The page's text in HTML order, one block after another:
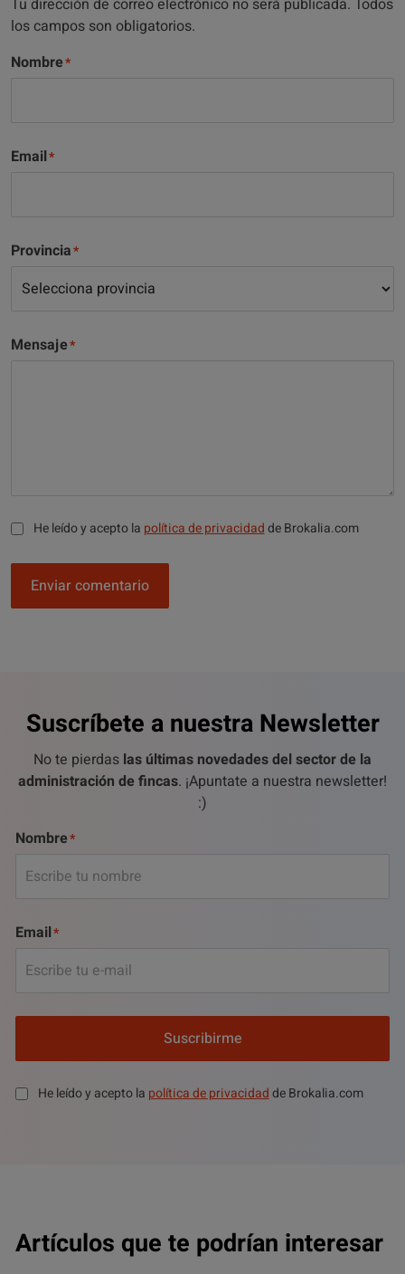
Tu dirección de correo electrónico no será publicada. Todos
los campos son obligatorios.
Nombre
Email
Provincia
Mensaje
He leído y acepto la política de privacidadde Brokalia.com
Enviar comentario
Suscríbete a nuestra Newsletter
No te pierdas las últimas novedades del sector de la
administración de fincas. ¡Apuntate a nuestra newsletter!
:)
Nombre
Email
Suscribirme
He leído y acepto la política de privacidadde Brokalia.com
Artículos que te podrían interesar